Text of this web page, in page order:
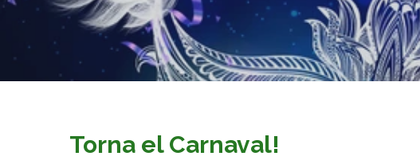
Torna el Carnaval!